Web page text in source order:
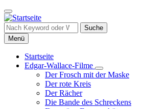
Direkt
zum
Inhalt
Suche
Menü
Hauptnavigation
Startseite
Edgar-Wallace-Filme
Unternavigation
von
Filme
Der Frosch mit der Maske
Der rote Kreis
Der Rächer
Die Bande des Schreckens